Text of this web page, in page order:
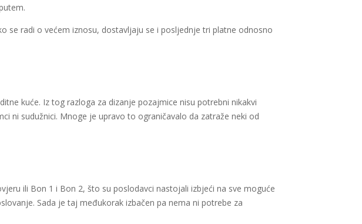
se radi o većem iznosu, dostavljaju se i posljednje tri platne odnosno
kuće. Iz tog razloga za dizanje pozajmice nisu potrebni nikakvi
ni sudužnici. Mnoge je upravo to ograničavalo da zatraže neki od
ili Bon 1 i Bon 2, što su poslodavci nastojali izbjeći na sve moguće
Sada je taj međukorak izbačen pa nema ni potrebe za